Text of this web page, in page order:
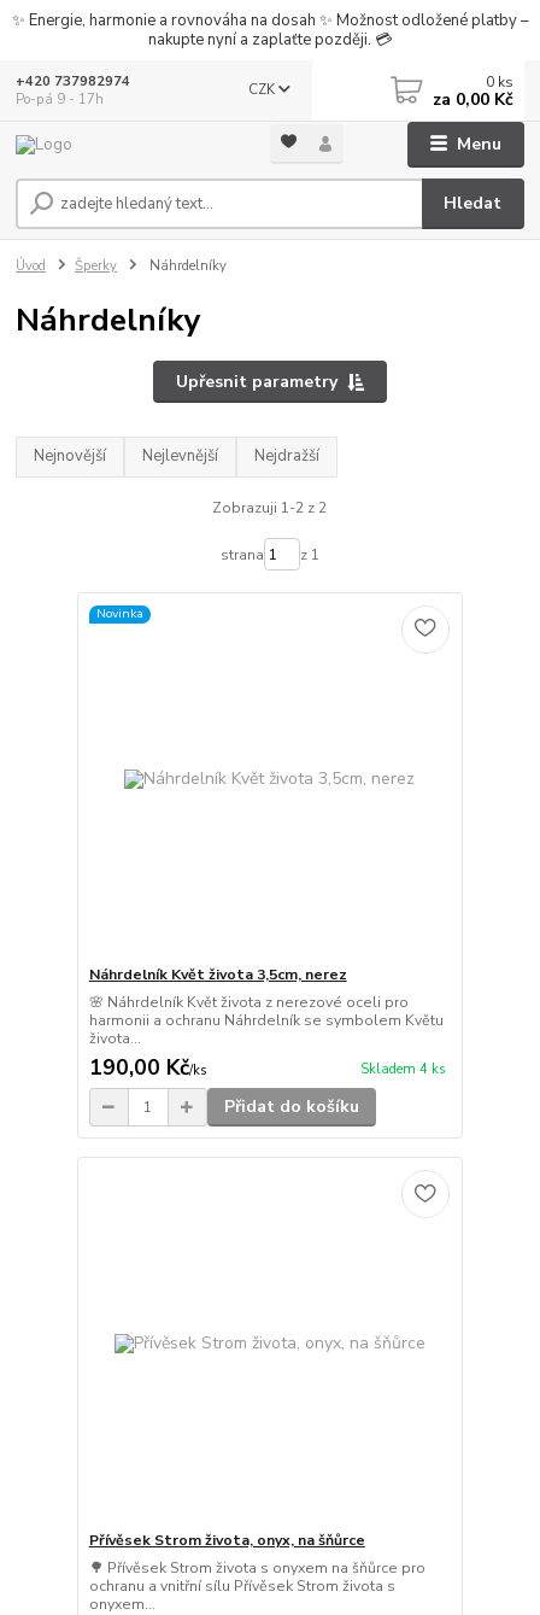
✨ Energie, harmonie a rovnováha na dosah ✨ Možnost odložené platby –
nakupte nyní a zaplaťte později. 💳
Menu
CZK
Hledat
+420 737982974
Po-pá 9 - 17h
0 ks
za 0,00 Kč
Úvod Šperky Náhrdelníky
Náhrdelníky
Upřesnit parametry
Nejnovější Nejlevnější Nejdražší
Zobrazuji 1-2 z 2
strana z 1
Novinka
Náhrdelník Květ života 3,5cm, nerez
🌸 Náhrdelník Květ života z nerezové oceli pro
harmonii a ochranu Náhrdelník se symbolem Květu
života...
190,00 Kč/ks Skladem 4 ks
Přidat do košíku
Přívěsek Strom života, onyx, na šňůrce
🌳 Přívěsek Strom života s onyxem na šňůrce pro
ochranu a vnitřní sílu Přívěsek Strom života s
onyxem...